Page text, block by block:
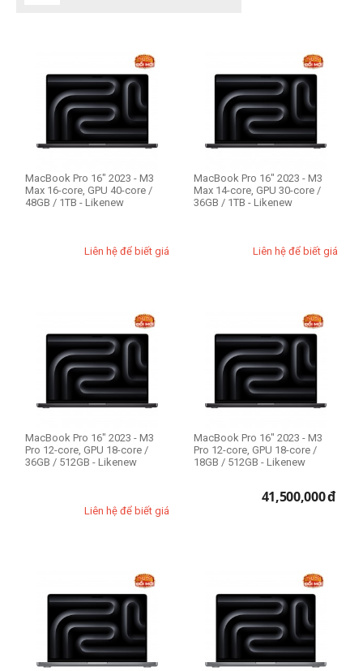
CPU Mac
Apple M3 8-core
Apple M3 Pro 11-core
Apple M3 Pro 12-core
Apple M3 Max 14-core
Apple M3 Max 16-core
48GB
Ổ cứng SSD
512GB
MacBook Pro 16" 2023 - M3
Max 16-core, GPU 40-core /
48GB / 1TB - Likenew
Liên hệ để biết giá
MacBook Pro 16" 2023 - M3
Max 14-core, GPU 30-core /
36GB / 1TB - Likenew
Liên hệ để biết giá
MacBook Pro 16" 2023 - M3
Pro 12-core, GPU 18-core /
36GB / 512GB - Likenew
Liên hệ để biết giá
MacBook Pro 16" 2023 - M3
Pro 12-core, GPU 18-core /
18GB / 512GB - Likenew
41,500,000đ